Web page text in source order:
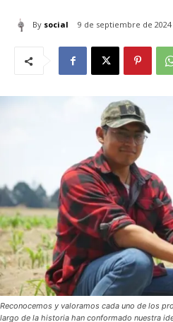
By social 9 de septiembre de 2024
Reconocemos y valoramos cada uno de los
largo de la historia han conformado nuestra